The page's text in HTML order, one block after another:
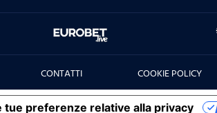
CONTATTI COOKIE POLICY
tue preferenze relative alla privacy